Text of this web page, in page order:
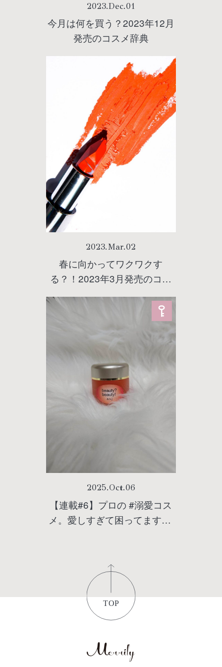
2023.Dec.01
今月は何を買う？2023年12月
発売のコスメ辞典
2023.Mar.02
春に向かってワクワクす
る？！2023年3月発売のコス
メ図鑑
2025.Oct.06
【連載#6】プロの #溺愛コス
メ。愛しすぎて困ってます！/